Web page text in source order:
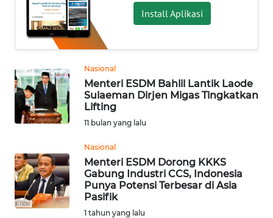
Install Aplikasi
Nasional
Menteri ESDM Bahlil Lantik Laode
Sulaeman Dirjen Migas Tingkatkan
Lifting
11 bulan yang lalu
Nasional
Menteri ESDM Dorong KKKS
Gabung Industri CCS, Indonesia
Punya Potensi Terbesar di Asia
Pasifik
1 tahun yang lalu
KHAS
SERBA-
SERBI
OPINI
Informasi
BERITA
KONTAK
KAMI